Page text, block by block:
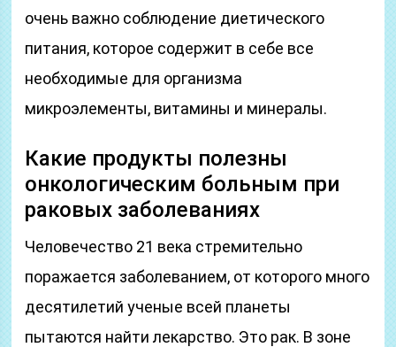
очень важно соблюдение диетического
питания, которое содержит в себе все
необходимые для организма
микроэлементы, витамины и минералы.
Какие продукты полезны
онкологическим больным при
раковых заболеваниях
Человечество 21 века стремительно
поражается заболеванием, от которого много
десятилетий ученые всей планеты
пытаются найти лекарство. Это рак. В зоне